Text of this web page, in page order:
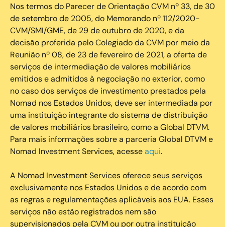
Nos termos do Parecer de Orientação CVM nº 33, de 30
de setembro de 2005, do Memorando nº 112/2020-
CVM/SMI/GME, de 29 de outubro de 2020, e da
decisão proferida pelo Colegiado da CVM por meio da
Reunião nº 08, de 23 de fevereiro de 2021, a oferta de
serviços de intermediação de valores mobiliários
emitidos e admitidos à negociação no exterior, como
no caso dos serviços de investimento prestados pela
Nomad nos Estados Unidos, deve ser intermediada por
uma instituição integrante do sistema de distribuição
de valores mobiliários brasileiro, como a Global DTVM.
Para mais informações sobre a parceria Global DTVM e
Nomad Investment Services, acesseaqui.
A Nomad Investment Services oferece seus serviços
exclusivamente nos Estados Unidos e de acordo com
as regras e regulamentações aplicáveis aos EUA. Esses
serviços não estão registrados nem são
supervisionados pela CVM ou por outra instituição